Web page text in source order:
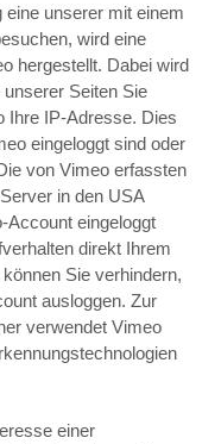
unserer mit einem
wird eine
hergestellt. Dabei wird
Seiten Sie
Ihre IP-Adresse. Dies
eingeloggt sind oder
von Vimeo erfassten
in den USA
Account eingeloggt
direkt Ihrem
Sie verhindern,
ausloggen. Zur
verwendet Vimeo
einer